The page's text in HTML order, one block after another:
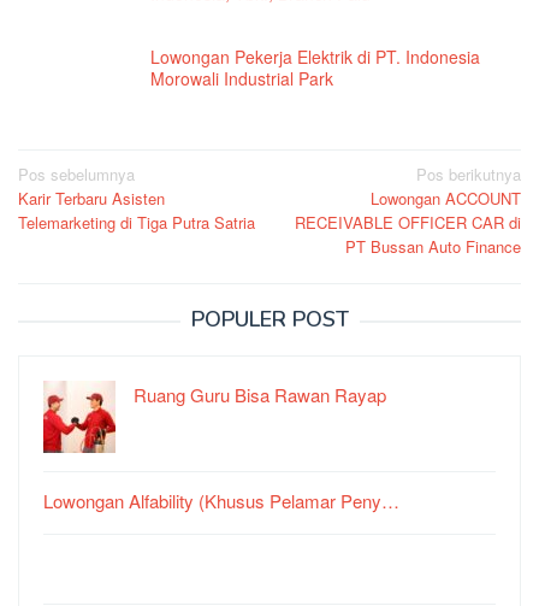
Lowongan Pekerja Elektrik di PT. Indonesia
Morowali Industrial Park
Navigasi
pos
Pos sebelumnya
Karir Terbaru Asisten
Telemarketing di Tiga Putra Satria
Pos berikutnya
Lowongan ACCOUNT
RECEIVABLE OFFICER CAR di
PT Bussan Auto Finance
POPULER POST
Ruang Guru Bisa Rawan Rayap
Lowongan Alfability (Khusus Pelamar Peny…